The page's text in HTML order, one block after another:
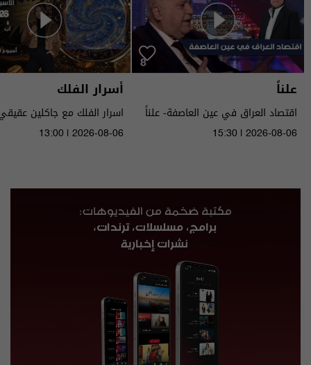
علناً
اقتصاد العراق في عين العاصفة- علناً
م٥ - الحلقة ٨ | الموسم ٥
15:30 | 2026-08-06
أسرار الفلك
الى ١٤ آب ٢٠٢٦ | 2026
13:00 | 2026-08-06